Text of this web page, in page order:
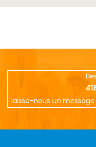
laisse-nous un